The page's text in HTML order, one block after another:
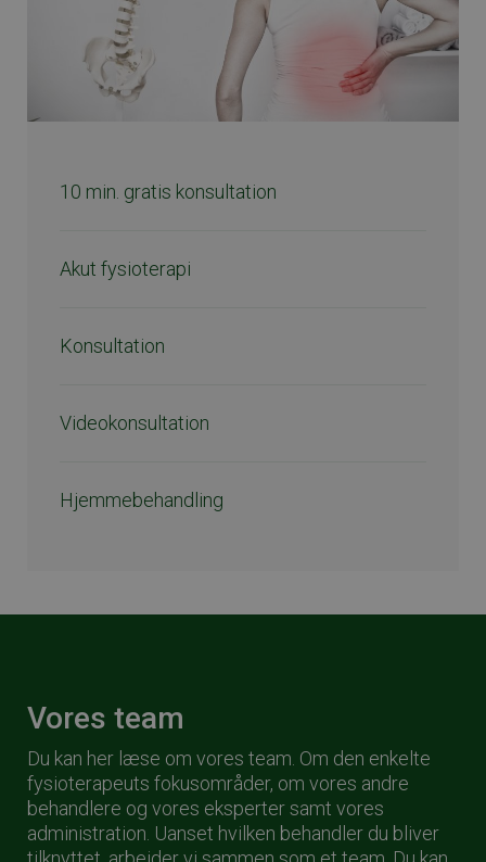
10 min. gratis konsultation
Akut fysioterapi
Konsultation
Videokonsultation
Hjemmebehandling
Vores team
Du kan her læse om vores team. Om den enkelte
fysioterapeuts fokusområder, om vores andre
behandlere og vores eksperter samt vores
administration. Uanset hvilken behandler du bliver